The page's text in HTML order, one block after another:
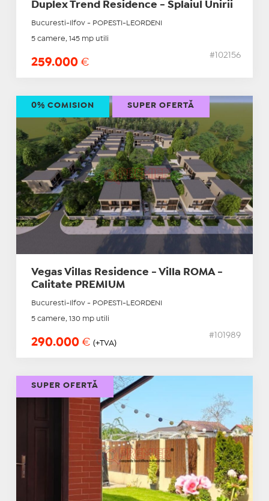
Duplex Trend Residence - Splaiul Unirii
Bucuresti-Ilfov - POPESTI-LEORDENI
5 camere, 145 mp utili
259.000 €
#102156
Vegas Villas Residence - Villa ROMA -
Calitate PREMIUM
Bucuresti-Ilfov - POPESTI-LEORDENI
5 camere, 130 mp utili
290.000 € (+TVA)
#101989
0% COMISION SUPER OFERTĂ
SUPER OFERTĂ